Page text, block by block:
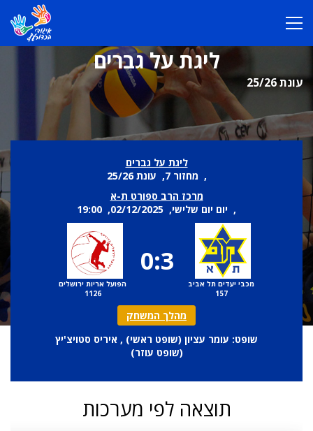
ליגת על גברים
עונת 25/26
ליגת על גברים
, מחזור 7, עונת 25/26
מרכז הרב ספורט ת-א
, יום יום שלישי, 02/12/2025, 19:00
מכבי יעדים תל אביב
157
0:3
הפועל אריות ירושלים
1126
מהלך המשחק
שופט: עומר עציון (שופט ראשי) , איריס סטויצ'יץ
(שופט עוזר)
תוצאה לפי מערכות